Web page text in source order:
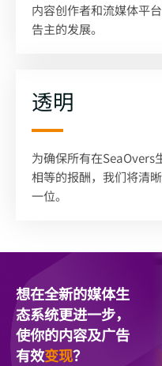
内容创作者和流媒体平
告主的发展。
透明
为确保所有在SeaOvers
相等的报酬，我们将清
一位。
想在全新的媒体生
态系统更进一步，
使你的内容及广告
有效变现？